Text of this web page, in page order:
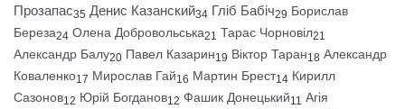
Прозапас35 Денис Казанский34 Гліб Бабіч29 Борислав
Береза24 Олена Добровольська21 Тарас Чорновіл21
Александр Балу20 Павел Казарин19 Віктор Таран18 Александр
Коваленко17 Мирослав Гай16 Мартин Брест14 Кирилл
Сазонов12 Юрій Богданов12 Фашик Донецький11 Агія